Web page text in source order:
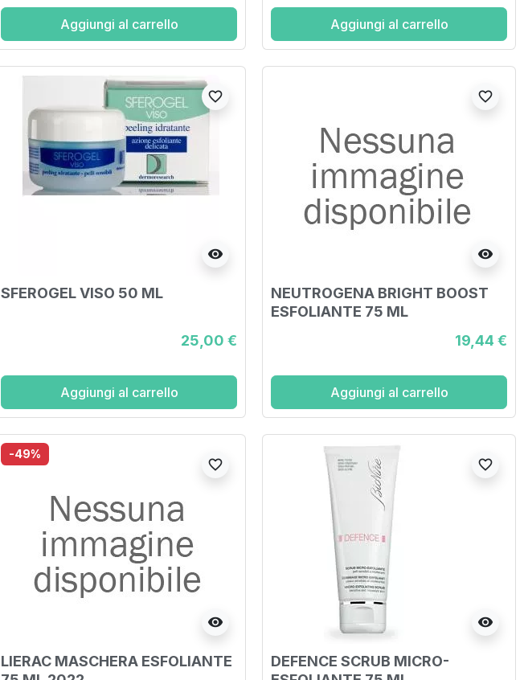
Aggiungi al carrello Aggiungi al carrello
visibility
favorite_border
SFEROGEL VISO 50 ML
25,00 €
Aggiungi al carrello
visibility
favorite_border
NEUTROGENA BRIGHT BOOST
ESFOLIANTE 75 ML
19,44 €
Aggiungi al carrello
-49%
visibility
favorite_border
LIERAC MASCHERA ESFOLIANTE
visibility
favorite_border
DEFENCE SCRUB MICRO-